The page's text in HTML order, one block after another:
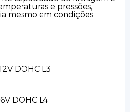
e pressões,
mesmo em condições
DOHC L3
DOHC L4